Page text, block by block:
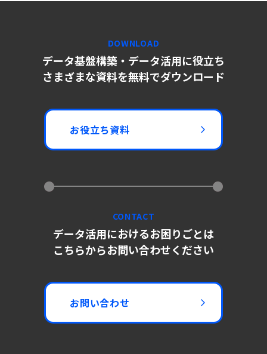
DOWNLOAD
データ基盤構築・データ活用に役立ち
さまざまな資料を無料でダウンロード
お役立ち資料
CONTACT
データ活用におけるお困りごとは
こちらからお問い合わせください
お問い合わせ